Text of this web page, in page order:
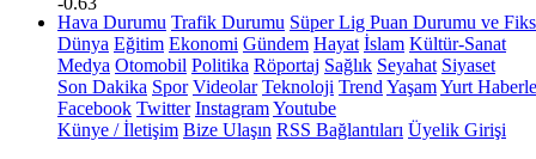
Hava Durumu Trafik Durumu Süper Lig Puan Durumu ve
Dünya Eğitim Ekonomi Gündem Hayat İslam Kültür-Sanat
Medya Otomobil Politika Röportaj Sağlık Seyahat Siyaset
Son Dakika Spor Videolar Teknoloji Trend YaşamYurt
Facebook Twitter InstagramYoutube
Künye / İletişim Bize Ulaşın RSS Bağlantıları Üyelik Girişi